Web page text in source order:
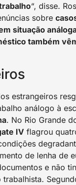
“, disse.
sobre
situação
também
estrangeiros
análogo à
. No Rio Grande
IV flagrou
de lenha de
e não
trabalhista.